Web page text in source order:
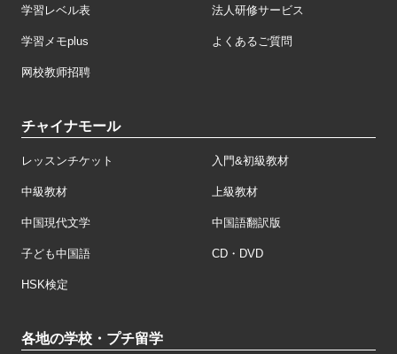
学習レベル表 法人研修サービス
学習メモplus よくあるご質問
网校教师招聘
チャイナモール
レッスンチケット 入門&初級教材
中級教材 上級教材
中国現代文学 中国語翻訳版
子ども中国語 CD・DVD
HSK検定
各地の学校・プチ留学